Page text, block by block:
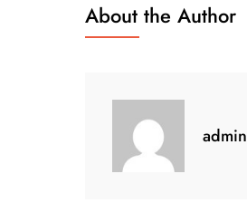
About the Author
admin